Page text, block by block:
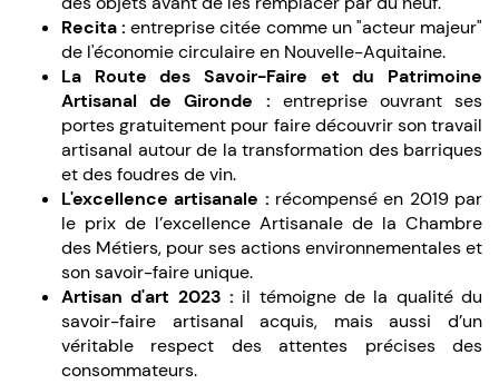
Recita : entreprise citée comme un "acteur majeur"
de l'économie circulaire en Nouvelle-Aquitaine.
La Route des Savoir-Faire et du Patrimoine
Artisanal de Gironde : entreprise ouvrant ses
portes gratuitement pour faire découvrir son travail
artisanal autour de la transformation des barriques
et des foudres de vin.
L'excellence artisanale : récompensé en 2019 par
le prix de l’excellence Artisanale de la Chambre
des Métiers, pour ses actions environnementales et
son savoir-faire unique.
Artisan d'art 2023 : il témoigne de la qualité du
savoir-faire artisanal acquis, mais aussi d’un
véritable respect des attentes précises des
consommateurs.